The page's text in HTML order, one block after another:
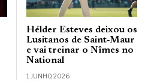
Hélder Esteves deixou os
Lusitanos de Saint‑Maur
e vai treinar o Nîmes no
National
1 JUNHO, 2026